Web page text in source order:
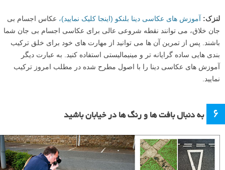
لنزک: آموزش های عکاسی دینا بلنکو (اینجا کلیک نمایید)، عکاس اجسام بی
جان خلاق، می توانند نقطه شروعی عالی برای عکاسی اجسام بی جان شما
باشند. پس از تمرین آن ها می توانید از مهارت های خود برای خلق ترکیب
بندی هایی ساده گرایانه تر و مینیمالیستی استفاده کنید. به عبارت دیگر
آموزش های عکاسی دینا را با اصول مطرح شده در مطلب امروز ترکیب
نمایید.
۶ به دنبال بافت ها و رنگ ها در خیابان باشید